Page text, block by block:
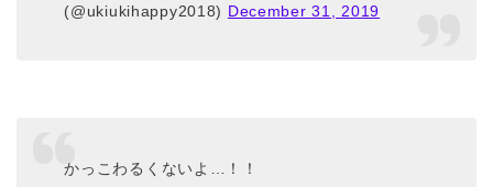
(@ukiukihappy2018) December 31, 2019
かっこわるくないよ…！！